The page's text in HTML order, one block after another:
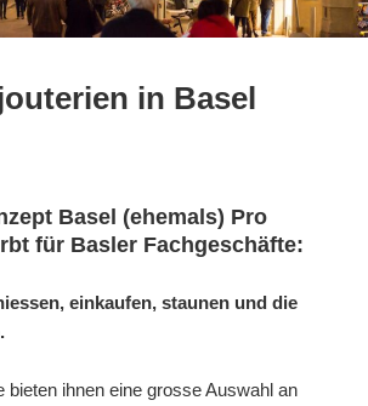
in Basel
Basel (ehemals) Pro
für Basler Fachgeschäfte:
einkaufen, staunen und die
bieten ihnen eine grosse Auswahl an